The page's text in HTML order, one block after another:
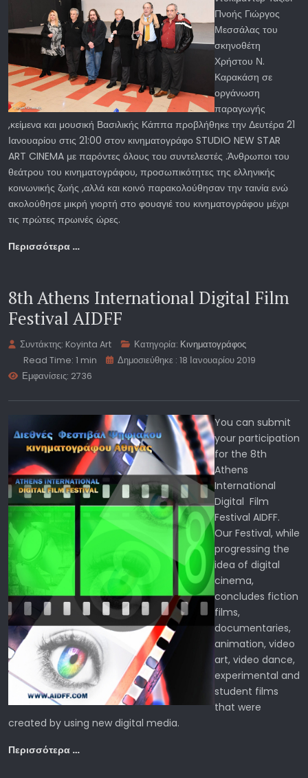
Πνοής Γιώργος
Μεσσάλας του
σκηνοθέτη
Χρήστου Ν.
Καρακάση σε
οργάνωση
παραγωγής
,κείμενα και μουσική Βασιλικής Κάππα προβλήθηκε την Δευτέρα 21
Ιανουαρίου στις 21:00 στον κινηματογράφο STUDIO NEW STAR
ART CINEMA με παρόντες όλους του συντελεστές .Άνθρωποι του
θεάτρου του κινηματογράφου, προσωπικότητες της ελληνικής
κοινωνικής ζωής ,αλλά και κοινό παρακολούθησαν την ταινία ενώ
ακολούθησε μικρή γιορτή στο φουαγιέ του κινηματογράφου μέχρι
τις πρώτες πρωινές ώρες.
Περισσότερα …
8th Athens International Digital Film
Festival AIDFF
Συντάκτης: Koyinta Art Κατηγορία: Κινηματογράφος
Read Time: 1 min
Δημοσιεύθηκε : 18 Ιανουαρίου 2019
Εμφανίσεις: 2736
You can submit
your participation
for the 8th
Athens
International
Digital Film
Festival AIDFF.
Our Festival, while
progressing the
idea of digital
cinema,
concludes fiction
films,
documentaries,
animation, video
art, video dance,
experimental and
student films
that were
created by using new digital media.
Περισσότερα …